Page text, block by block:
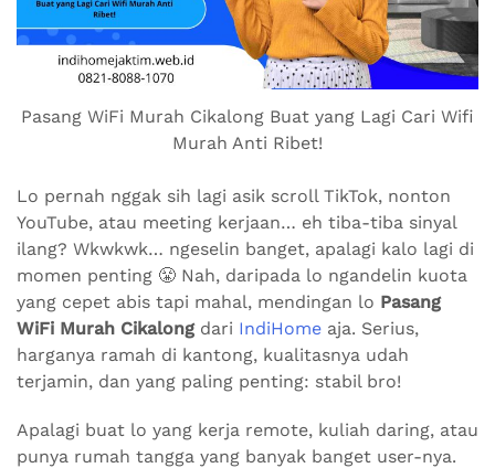
Pasang WiFi Murah Cikalong Buat yang Lagi Cari Wifi
Murah Anti Ribet!
Lo pernah nggak sih lagi asik scroll TikTok, nonton
YouTube, atau meeting kerjaan… eh tiba-tiba sinyal
ilang? Wkwkwk… ngeselin banget, apalagi kalo lagi di
momen penting 😤 Nah, daripada lo ngandelin kuota
yang cepet abis tapi mahal, mendingan lo Pasang
WiFi Murah Cikalongdari IndiHome aja. Serius,
harganya ramah di kantong, kualitasnya udah
terjamin, dan yang paling penting: stabil bro!
Apalagi buat lo yang kerja remote, kuliah daring, atau
punya rumah tangga yang banyak banget user-nya.